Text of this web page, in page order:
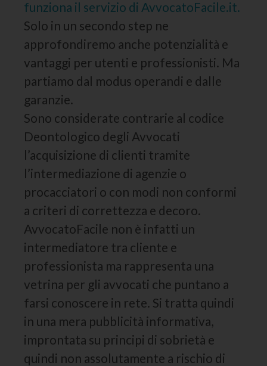
funziona il servizio di AvvocatoFacile.it.
Solo in un secondo step ne
approfondiremo anche potenzialità e
vantaggi per utenti e professionisti. Ma
partiamo dal modus operandi e dalle
garanzie.
Sono considerate contrarie al codice
Deontologico degli Avvocati
l’acquisizione di clienti tramite
l’intermediazione di agenzie o
procacciatori o con modi non conformi
a criteri di correttezza e decoro.
AvvocatoFacile non è infatti un
intermediatore tra cliente e
professionista ma rappresenta una
vetrina per gli avvocati che puntano a
farsi conoscere in rete. Si tratta quindi
in una mera pubblicità informativa,
improntata su principi di sobrietà e
quindi non assolutamente a rischio di